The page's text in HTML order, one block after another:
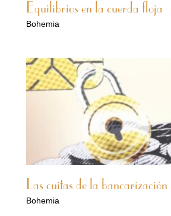
Equilibrios en la cuerda floja
Bohemia
Las cuitas de la bancarización
Bohemia